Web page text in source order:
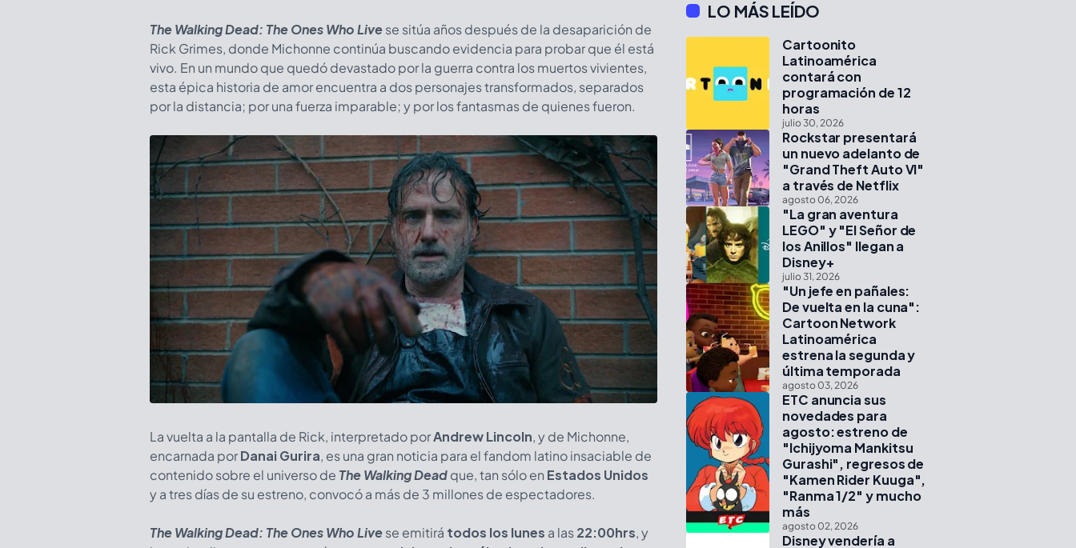
The Walking Dead: The Ones Who Livese sitúa años después de la desaparición de
Rick Grimes, donde Michonne continúa buscando evidencia para probar que él está
vivo. En un mundo que quedó devastado por la guerra contra los muertos vivientes,
esta épica historia de amor encuentra a dos personajes transformados, separados
por la distancia; por una fuerza imparable; y por los fantasmas de quienes fueron.
La vuelta a la pantalla de Rick, interpretado porAndrew Lincoln, y de Michonne,
encarnada porDanai Gurira, es una gran noticia para el fandom latino insaciable de
contenido sobre el universo de The Walking Deadque, tan sólo en Estados Unidos
y a tres días de su estreno, convocó a más de 3 millones de espectadores.
The Walking Dead: The Ones Who Livese emitirá todos los lunes a las22:00hrs, y
LO MÁS LEÍDO
Cartoonito
Latinoamérica
contará con
programación de 12
horas
julio 30, 2026
Rockstar presentará
un nuevo adelanto de
"Grand Theft Auto VI"
a través de Netflix
agosto 06, 2026
"La gran aventura
LEGO" y "El Señor de
los Anillos" llegan a
Disney+
julio 31, 2026
"Un jefe en pañales:
De vuelta en la cuna":
Cartoon Network
Latinoamérica
estrena la segunda y
última temporada
agosto 03, 2026
ETC anuncia sus
novedades para
agosto: estreno de
"Ichijyoma Mankitsu
Gurashi", regresos de
"Kamen Rider Kuuga",
"Ranma 1/2" y mucho
más
agosto 02, 2026
Disney vendería a